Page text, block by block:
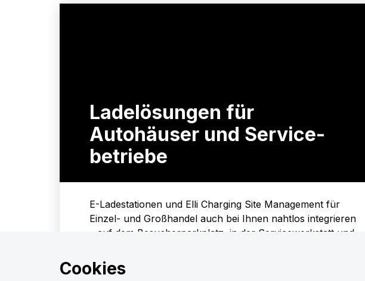
Lade­lösungen für
Autohäuser und Service­
betriebe
E-Ladestationen und Elli Charging Site Management für
Einzel- und Großhandel auch bei Ihnen nahtlos integrieren
– auf dem Besucherparkplatz, in der Servicewerkstatt und
Cookies